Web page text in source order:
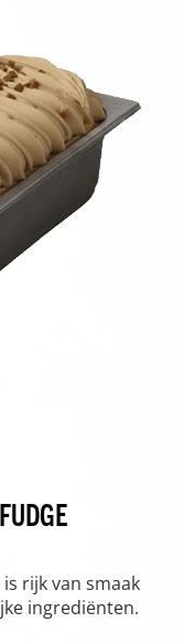
rijk van smaak
ingrediënten.